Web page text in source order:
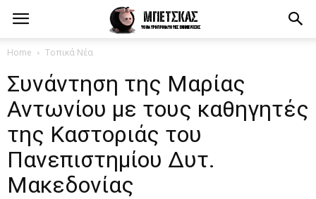
Home Τοπικά Νέα
Συνάντηση της Μαρίας
Αντωνίου με τους καθηγητές
της Καστοριάς του
Πανεπιστημίου Δυτ.
Μακεδονίας